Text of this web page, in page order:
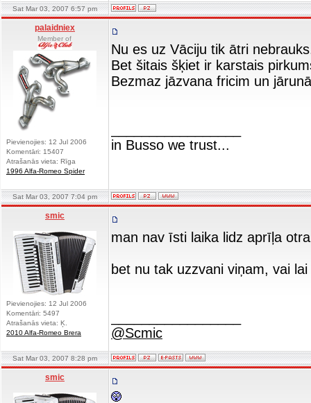
Sat Mar 03, 2007 6:57 pm
palaidniex
Member of
Pievienojies: 12 Jul 2006
Komentāri: 15407
Atrašanās vieta: Rīga
1996 Alfa-Romeo Spider
Nu es uz Vāciju tik ātri
Bet šitais šķiet ir karstais
Bezmaz jāzvana fricim un
in Busso we trust...
Sat Mar 03, 2007 7:04 pm
smic
Pievienojies: 12 Jul 2006
Komentāri: 5497
Atrašanās vieta: Ķ.
2010 Alfa-Romeo Brera
man nav īsti laika lidz aprīļa
bet nu tak uzzvani viņam, vai
@Scmic
Sat Mar 03, 2007 8:28 pm
smic